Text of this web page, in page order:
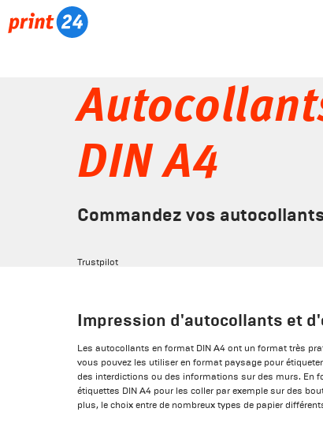
DIN A4
Commandez vos
Trustpilot
Impression d'autocollants et
Les autocollants en format DIN A4 ont un format très
vous pouvez les utiliser en format paysage pour
des interdictions ou des informations sur des murs. En
étiquettes DIN A4 pour les coller par exemple sur des
plus, le choix entre de nombreux types de papier